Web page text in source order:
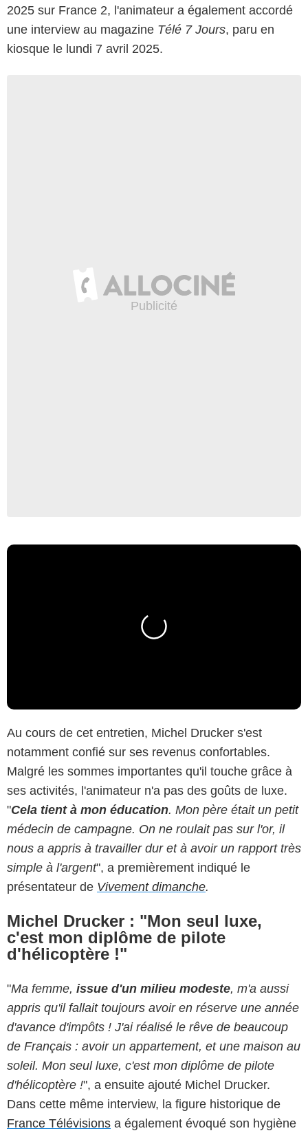
2025 sur France 2, l'animateur a également accordé
une interview au magazine Télé 7 Jours, paru en
kiosque le lundi 7 avril 2025.
Au cours de cet entretien, Michel Drucker s'est
notamment confié sur ses revenus confortables.
Malgré les sommes importantes qu'il touche grâce à
ses activités, l'animateur n'a pas des goûts de luxe.
"Cela tient à mon éducation. Mon père était un petit
médecin de campagne. On ne roulait pas sur l'or, il
nous a appris à travailler dur et à avoir un rapport très
simple à l'argent", a premièrement indiqué le
présentateur de Vivement dimanche.
Michel Drucker : "Mon seul luxe,
c'est mon diplôme de pilote
d'hélicoptère !"
"Ma femme, issue d'un milieu modeste, m'a aussi
appris qu'il fallait toujours avoir en réserve une année
d'avance d'impôts ! J'ai réalisé le rêve de beaucoup
de Français : avoir un appartement, et une maison au
soleil. Mon seul luxe, c'est mon diplôme de pilote
d'hélicoptère !", a ensuite ajouté Michel Drucker.
Dans cette même interview, la figure historique de
France Télévisions a également évoqué son hygiène